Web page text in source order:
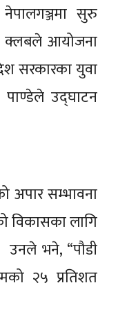
सुरु
क्लबले आयोजना
सरकारका युवा
पाण्डेले उद्घाटन
अपार सम्भावना
विकासका लागि
उनले भने, “पौडी
२५ प्रतिशत